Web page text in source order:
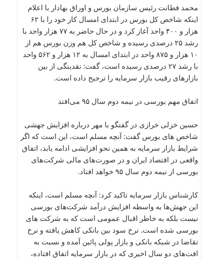
محمد فطانت رئیس سازمان بورس و اوراق بهادار با اعلام
اینکه شاخص کل بورس در ابتدای امسال کار خود را با ۶۲
هزار و ۴۰۰ واحد آغاز کرد و در حال حاضر به ۷۷ هزار واحد با
رشد ۲۵ درصدی رسیده و شاخص کل هم وزن بورس هم از
۱۰ هزار و ۸۷۵ واحد در ابتدای امسال به ۱۲ هزار و ۵۶۲ واحد
با رشد ۲۷ درصدی رسیده است، گفت: نقدینگی از بین
بازارهای رقیب بازار سرمایه را ترجیح داده است.
اتفاق مهم بورسی در نیمه دوم سال ۹۵ می‌افتد
حسین خزلی خرازی در گفتگو با مهر درباره افزایش جهشی
شاخص های بورس گفت: آنچه مسلم است، این است که اگر
شرایط بازار سرمایه به همین نحو افزایشی ادامه یابد، اتفاق
واقعی در اقتصاد ایران و در صورت‌های مالی شرکت‌های
بورسی از نیمه دوم سال ۹۵ خواهد افتاد.
کارشناس بازار سرمایه تاکید کرد: آنچه مسلم است، اینکه
این جهش‌ها به واسطه افزایش درآمد شرکت‌های بورسی
نیست بلکه به خاطر اقبال عمومی است که به شرکت های
بورسی شده است. نرخ سود بین بانکی کاهش یافته و نرخ
تقاضا در شبکه بانکی و بازار پولی پائین آمده و نسبت به
افت‌های دو سال اخیری که در بازار سرمایه اتفاق افتاده،